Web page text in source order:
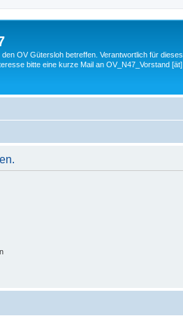
OV Gütersloh betreffen. Verantwortlich für dieses
bitte eine kurze Mail an OV_N47_Vorstand [ät]